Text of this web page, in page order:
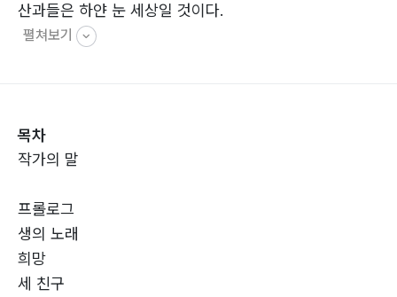
산과들은 하얀 눈 세상일 것이다.
펼쳐보기
목차
작가의 말
프롤로그
생의 노래
희망
세 친구